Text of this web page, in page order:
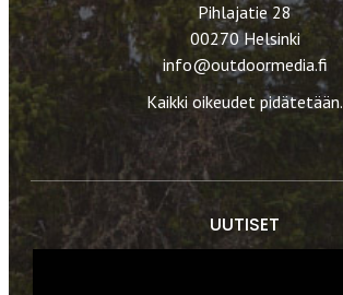
Pihlajatie 28
00270 Helsinki
info@outdoormedia.fi
Kaikki oikeudet pidätetään.
UUTISET